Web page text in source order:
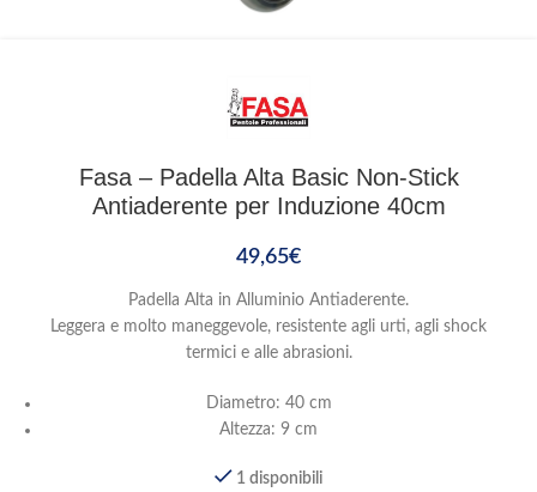
Fasa – Padella Alta Basic Non-Stick
Antiaderente per Induzione 40cm
49,65€
Padella Alta in Alluminio Antiaderente.
Leggera e molto maneggevole, resistente agli urti, agli shock
termici e alle abrasioni.
Diametro: 40 cm
Altezza: 9 cm
1 disponibili